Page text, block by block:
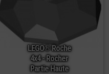
LEGO® Roche
4x4 - Rocher
Partie Haute